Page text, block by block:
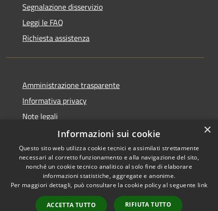
Segnalazione disservizio
Leggi le FAQ
Richiesta assistenza
Amministrazione trasparente
Informativa privacy
Note legali
Dichiarazione di accessibilità
RSS
Accessibilità
Copyright © 2026 • Comune di
Gravina di Catania • Powered
byMunicipium
Accesso
×
Informazioni sui cookie
Questo sito web utilizza cookie tecnici e assimilati strettamente
necessari al corretto funzionamento e alla navigazione del sito,
nonché un cookie tecnico analitico al solo fine di elaborare
informazioni statistiche, aggregate e anonime.
Per maggiori dettagli, può consultare la cookie policy al seguente link
ACCETTA TUTTO RIFIUTA TUTTO